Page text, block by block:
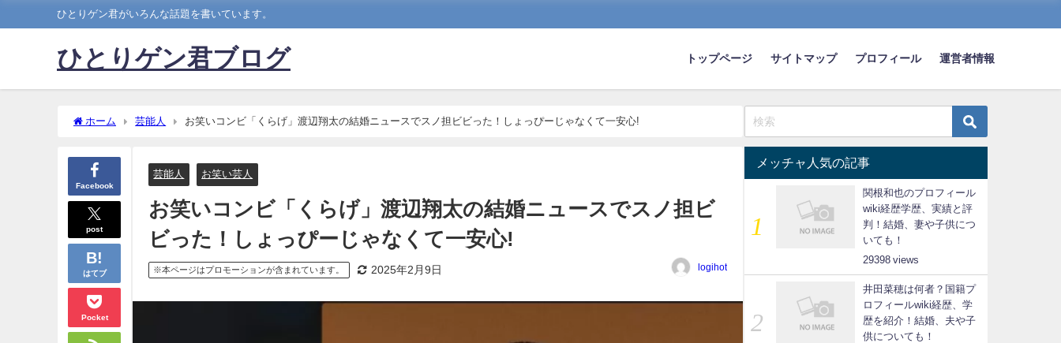
ひとりゲン君がいろんな話題を書いています。
ひとりゲン君ブログ トップページ サイトマップ プロフィール 運営者情報
ホーム 芸能人 お笑いコンビ「くらげ」渡辺翔太の結婚ニュースでスノ担ビビった！しょっぴーじゃなくて一安心!
Facebook
post
はてブ
Pocket
芸能人 お笑い芸人
お笑いコンビ「くらげ」渡辺翔太の結婚ニュースでスノ担ビ
ビった！しょっぴーじゃなくて一安心!
※本ページはプロモーションが含まれています。 2025年2月9日 logihot
メッチャ人気の記事
関根和也のプロフィール
wiki経歴学歴、実績と評
判！結婚、妻や子供につ
いても！
29398
井田菜穂は何者？国籍プ
ロフィールwiki経歴、学
歴を紹介！結婚、夫や子
供についても！